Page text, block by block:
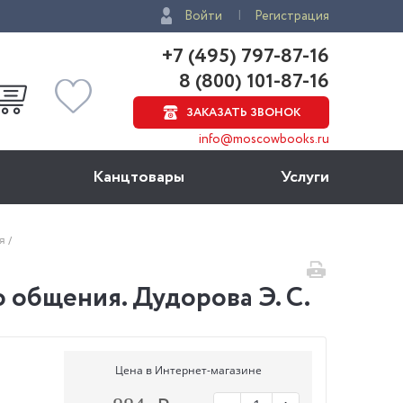
Войти Регистрация
+7 (495) 797-87-16
8 (800) 101-87-16
ЗАКАЗАТЬ ЗВОНОК
info@moscowbooks.ru
Канцтовары Услуги
общения. Дудорова Э. С.
Цена в Интернет-магазине